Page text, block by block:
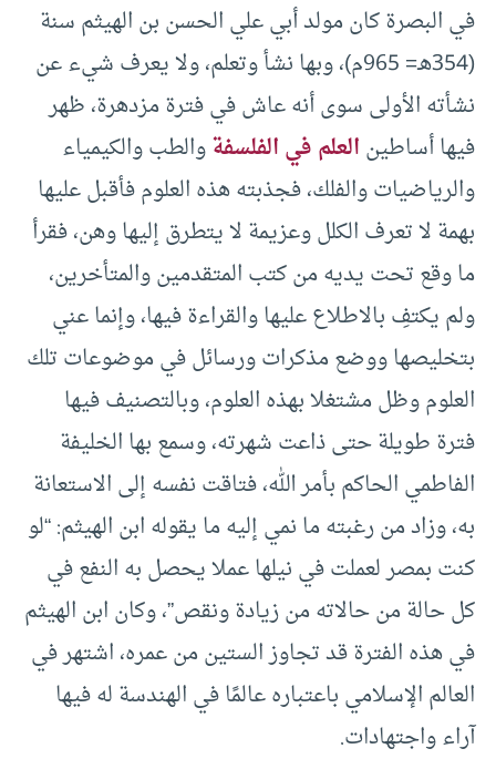
في البصرة كان مولد أبي علي الحسن بن الهيثم سنة
(354هـ= 965م)، وبها نشأ وتعلم، ولا يعرف شيء عن
نشأته الأولى سوى أنه عاش في فترة مزدهرة، ظهر
فيها أساطينالعلم في الفلسفةوالطب والكيمياء
والرياضيات والفلك، فجذبته هذه العلوم فأقبل عليها
بهمة لا تعرف الكلل وعزيمة لا يتطرق إليها وهن، فقرأ
ما وقع تحت يديه من كتب المتقدمين والمتأخرين،
ولم يكتفِ بالاطلاع عليها والقراءة فيها، وإنما عني
بتخليصها ووضع مذكرات ورسائل في موضوعات تلك
العلوم وظل مشتغلا بهذه العلوم، وبالتصنيف فيها
فترة طويلة حتى ذاعت شهرته، وسمع بها الخليفة
الفاطمي الحاكم بأمر الله، فتاقت نفسه إلى الاستعانة
به، وزاد من رغبته ما نمي إليه ما يقوله ابن الهيثم: “لو
كنت بمصر لعملت في نيلها عملا يحصل به النفع في
كل حالة من حالاته من زيادة ونقص”، وكان ابن الهيثم
في هذه الفترة قد تجاوز الستين من عمره، اشتهر في
العالم الإسلامي باعتباره عالمًا في الهندسة له فيها
آراء واجتهادات.